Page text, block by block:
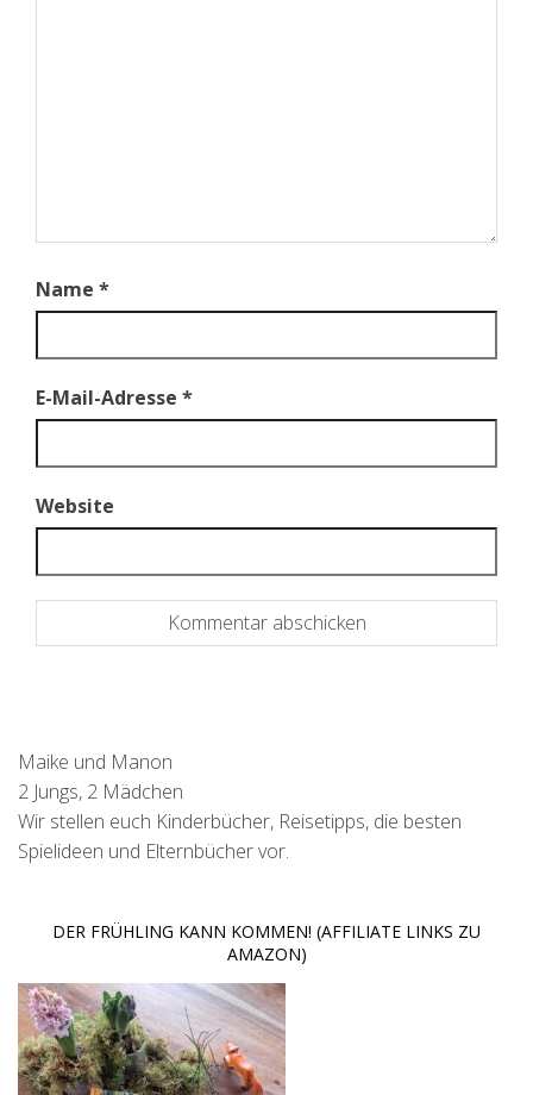
Name *
E-Mail-Adresse *
Website
Maike und Manon
2 Jungs, 2 Mädchen
Wir stellen euch Kinderbücher, Reisetipps, die besten
Spielideen und Elternbücher vor.
DER FRÜHLING KANN KOMMEN! (AFFILIATE LINKS ZU
AMAZON)